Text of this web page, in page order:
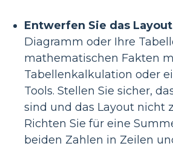
Entwerfen Sie das
Diagramm oder Ihre
mathematischen Fakten
Tabellenkalkulation oder
Tools. Stellen Sie sicher,
sind und das Layout nicht
Richten Sie für eine
beiden Zahlen in Zeilen